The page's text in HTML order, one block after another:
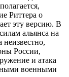
Риттера о
эту версию. В
альянса на
неизвестно,
России,
и атака
военными